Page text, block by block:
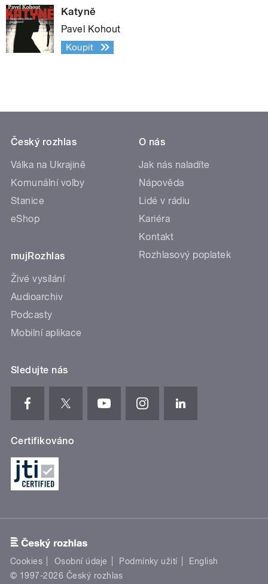
Katyně
Pavel Kohout
Koupit
Český rozhlas
Válka na Ukrajině
Komunální volby
Stanice
eShop
mujRozhlas
Živé vysílání
Audioarchiv
Podcasty
Mobilní aplikace
O nás
Jak nás naladíte
Nápověda
Lidé v rádiu
Kariéra
Kontakt
Rozhlasový poplatek
Sledujte nás
Certifikováno
Cookies Osobní údaje Podmínky užití
English
© 1997-2026 Český rozhlas